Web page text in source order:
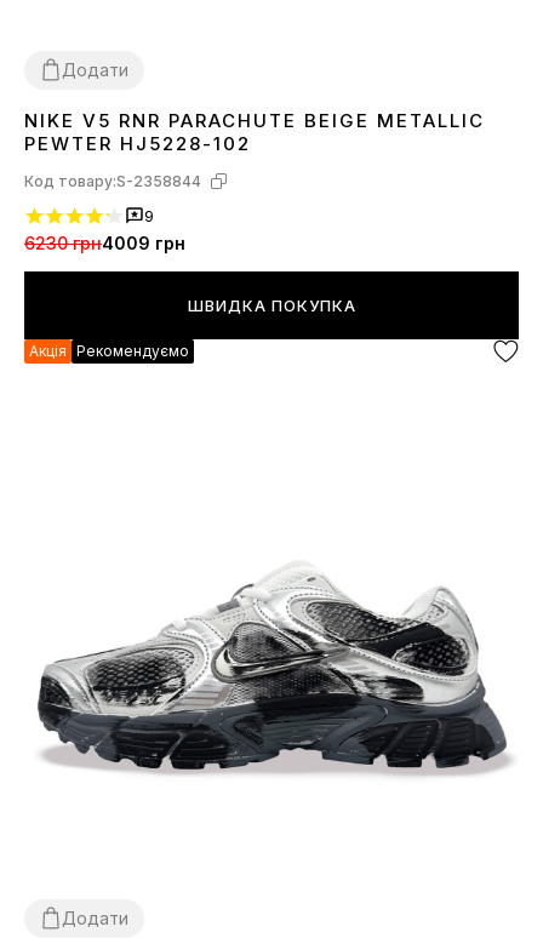
Додати
3637 383940 41 42434445
NIKE V5 RNR PARACHUTE BEIGE METALLIC
PEWTER HJ5228-102
Код товару:S-2358844
9
6230 грн4009 грн
ШВИДКА ПОКУПКА
Акція Рекомендуємо
Додати